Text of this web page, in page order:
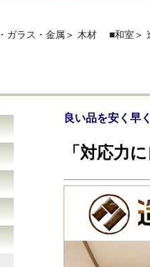
ガラス・金属 ＞ 木材 ■和室 ＞
良い品を安く早
「対応力